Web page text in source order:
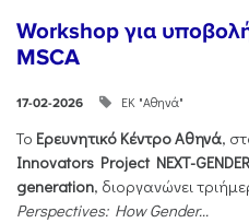
Workshop για
MSCA
17-02-2026 ΕΚ "Αθηνά"
Το Ερευνητικό Κέντρο Αθηνά,
Innovators Project NEXT-
generation, διοργανώνει
Perspectives: How Gender...